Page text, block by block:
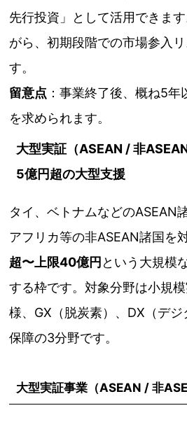
先行投資」として活用できま
がら、初期段階での市場参入
す。
留意点 ：事業終了後、概ね5
を求められます。
大型実証（ASEAN / 非
5億円超の大型支援
タイ、ベトナムなどのASEAN
アフリカ等の非ASEAN諸国を
超〜上限40億円という大規模
する枠です。対象分野は小規
様、GX（脱炭素）、DX（デ
保障の3分野です。
大型実証事業（ASEAN / 非